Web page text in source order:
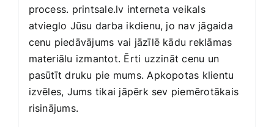
process. printsale.lv interneta veikals
atvieglo Jūsu darba ikdienu, jo nav jāgaida
cenu piedāvājums vai jāzīlē kādu reklāmas
materiālu izmantot. Ērti uzzināt cenu un
pasūtīt druku pie mums. Apkopotas klientu
izvēles, Jums tikai jāpērk sev piemērotākais
risinājums.